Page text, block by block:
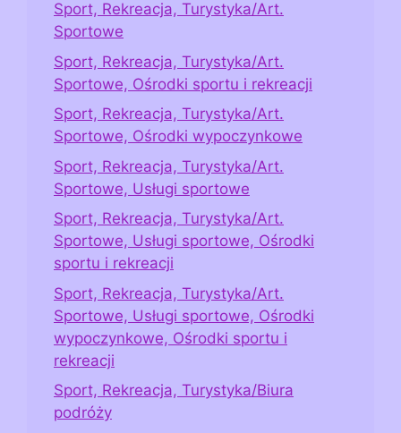
Sport, Rekreacja, Turystyka/Art.
Sportowe
Sport, Rekreacja, Turystyka/Art.
Sportowe, Ośrodki sportu i rekreacji
Sport, Rekreacja, Turystyka/Art.
Sportowe, Ośrodki wypoczynkowe
Sport, Rekreacja, Turystyka/Art.
Sportowe, Usługi sportowe
Sport, Rekreacja, Turystyka/Art.
Sportowe, Usługi sportowe, Ośrodki
sportu i rekreacji
Sport, Rekreacja, Turystyka/Art.
Sportowe, Usługi sportowe, Ośrodki
wypoczynkowe, Ośrodki sportu i
rekreacji
Sport, Rekreacja, Turystyka/Biura
podróży